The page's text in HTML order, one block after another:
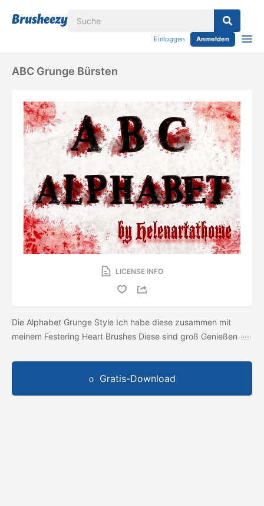
Einloggen Anmelden
ABC Grunge Bürsten
LICENSE INFO
Die Alphabet Grunge Style Ich habe diese zusammen mit
meinem Festering Heart Brushes Diese sind groß Genießen
Gratis-Download